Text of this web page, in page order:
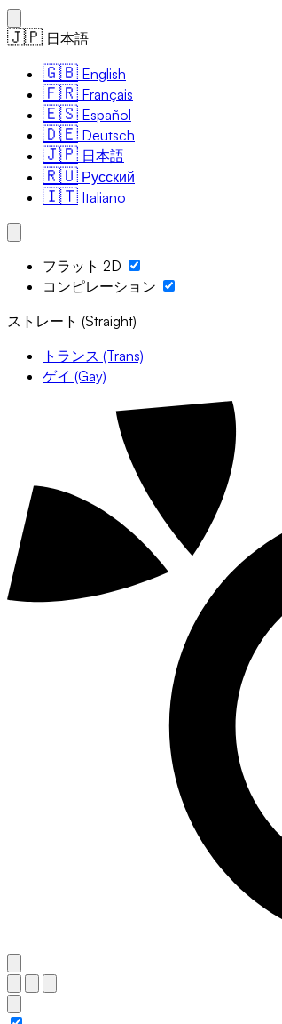
🇯🇵 日本語
🇬🇧 English
🇫🇷 Français
🇪🇸 Español
🇩🇪 Deutsch
🇯🇵 日本語
🇷🇺 Русский
🇮🇹 Italiano
フラット 2D
コンピレーション
ストレート (Straight)
トランス (Trans)
ゲイ (Gay)